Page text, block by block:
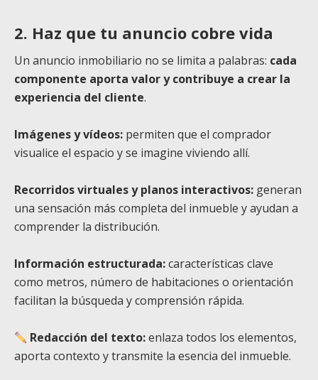
2. Haz que tu anuncio cobre vida
Un anuncio inmobiliario no se limita a palabras: cada
componente aporta valor y contribuye a crear la
experiencia del cliente.
Imágenes y vídeos: permiten que el comprador
visualice el espacio y se imagine viviendo allí.
Recorridos virtuales y planos interactivos: generan
una sensación más completa del inmueble y ayudan a
comprender la distribución.
Información estructurada:características clave
como metros, número de habitaciones o orientación
facilitan la búsqueda y comprensión rápida.
Redacción del texto:enlaza todos los elementos,
aporta contexto y transmite la esencia del inmueble.